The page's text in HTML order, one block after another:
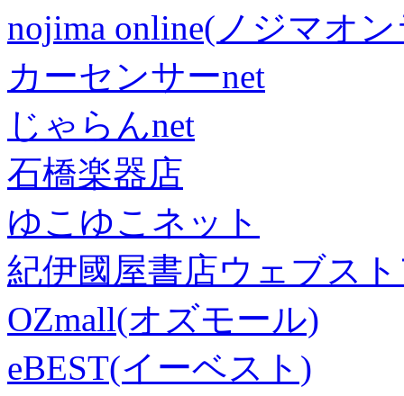
nojima online(ノジマオ
カーセンサーnet
じゃらんnet
石橋楽器店
ゆこゆこネット
紀伊國屋書店ウェブス
OZmall(オズモール)
eBEST(イーベスト)